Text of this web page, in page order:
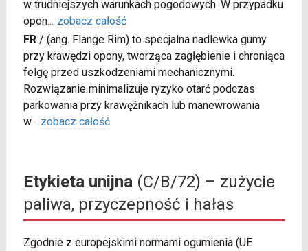
w trudniejszych warunkach pogodowych. W przypadku
opon... zobacz całość
FR/ (ang. Flange Rim) to specjalna nadlewka gumy
przy krawędzi opony, tworząca zagłębienie i chroniąca
felgę przed uszkodzeniami mechanicznymi.
Rozwiązanie minimalizuje ryzyko otarć podczas
parkowania przy krawężnikach lub manewrowania
w... zobacz całość
Etykieta unijna(C/B/72) – zużycie
paliwa, przyczepność i hałas
Zgodnie z europejskimi normami ogumienia (UE